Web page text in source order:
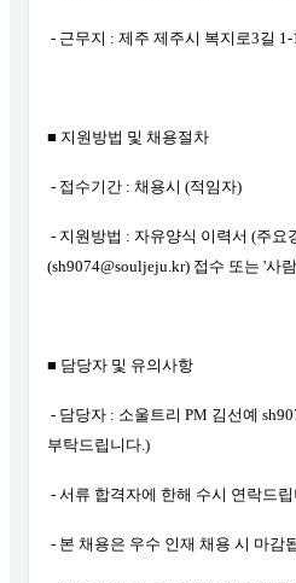
- 근무지 : 제주 제주시 복지로3길 1-
■ 지원방법 및 채용절차
- 접수기간 : 채용시 (적임자)
- 지원방법 : 자유양식 이력서 (주요
(sh9074@souljeju.kr) 접수 또는 '사
■ 담당자 및 유의사항
- 담당자 : 소울트리 PM 김선예
부탁드립니다.)
- 서류 합격자에 한해 수시 연락드
- 본 채용은 우수 인재 채용 시 마감